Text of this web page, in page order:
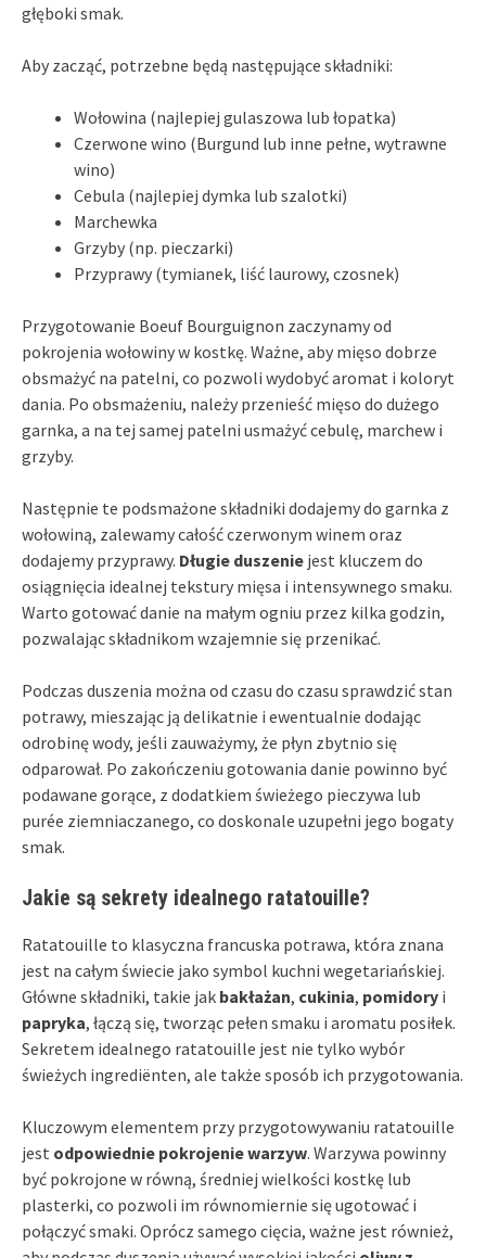
głęboki smak.
Aby zacząć, potrzebne będą następujące składniki:
Wołowina (najlepiej gulaszowa lub łopatka)
Czerwone wino (Burgund lub inne pełne, wytrawne
wino)
Cebula (najlepiej dymka lub szalotki)
Marchewka
Grzyby (np. pieczarki)
Przyprawy (tymianek, liść laurowy, czosnek)
Przygotowanie Boeuf Bourguignon zaczynamy od
pokrojenia wołowiny w kostkę. Ważne, aby mięso dobrze
obsmażyć na patelni, co pozwoli wydobyć aromat i koloryt
dania. Po obsmażeniu, należy przenieść mięso do dużego
garnka, a na tej samej patelni usmażyć cebulę, marchew i
grzyby.
Następnie te podsmażone składniki dodajemy do garnka z
wołowiną, zalewamy całość czerwonym winem oraz
dodajemy przyprawy. Długie duszenie jest kluczem do
osiągnięcia idealnej tekstury mięsa i intensywnego smaku.
Warto gotować danie na małym ogniu przez kilka godzin,
pozwalając składnikom wzajemnie się przenikać.
Podczas duszenia można od czasu do czasu sprawdzić stan
potrawy, mieszając ją delikatnie i ewentualnie dodając
odrobinę wody, jeśli zauważymy, że płyn zbytnio się
odparował. Po zakończeniu gotowania danie powinno być
podawane gorące, z dodatkiem świeżego pieczywa lub
purée ziemniaczanego, co doskonale uzupełni jego bogaty
smak.
Jakie są sekrety idealnego ratatouille?
Ratatouille to klasyczna francuska potrawa, która znana
jest na całym świecie jako symbol kuchni wegetariańskiej.
Główne składniki, takie jak bakłażan, cukinia, pomidory i
papryka, łączą się, tworząc pełen smaku i aromatu posiłek.
Sekretem idealnego ratatouille jest nie tylko wybór
świeżych ingrediënten, ale także sposób ich przygotowania.
Kluczowym elementem przy przygotowywaniu ratatouille
jest odpowiednie pokrojenie warzyw. Warzywa powinny
być pokrojone w równą, średniej wielkości kostkę lub
plasterki, co pozwoli im równomiernie się ugotować i
połączyć smaki. Oprócz samego cięcia, ważne jest również,